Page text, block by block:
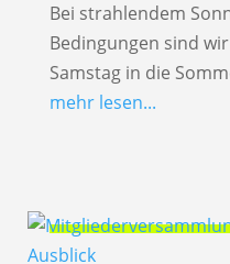
Bei strahlendem
Bedingungen sind
Samstag in die
mehr lesen...